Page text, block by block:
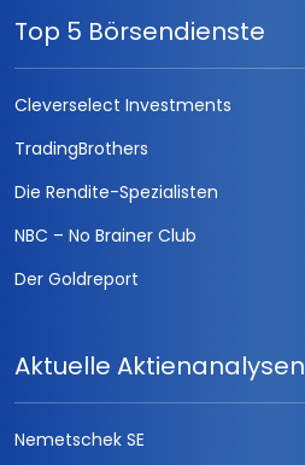
Top 5 Börsendienste
Cleverselect Investments
TradingBrothers
Die Rendite-Spezialisten
NBC – No Brainer Club
Der Goldreport
Aktuelle Aktienanalysen
Nemetschek SE